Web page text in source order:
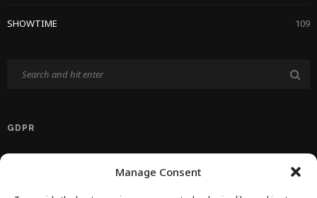
Manage Consent
SHOWTIME 109
GDPR